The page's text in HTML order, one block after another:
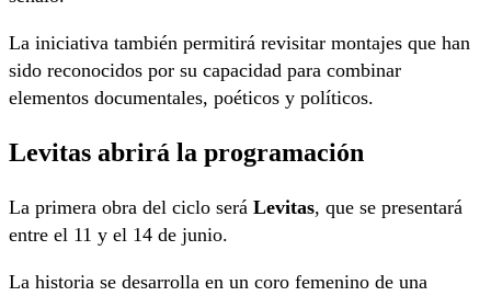
La iniciativa también permitirá revisitar montajes que han
sido reconocidos por su capacidad para combinar
elementos documentales, poéticos y políticos.
Levitas abrirá la programación
La primera obra del ciclo será Levitas, que se presentará
entre el 11 y el 14 de junio.
La historia se desarrolla en un coro femenino de una